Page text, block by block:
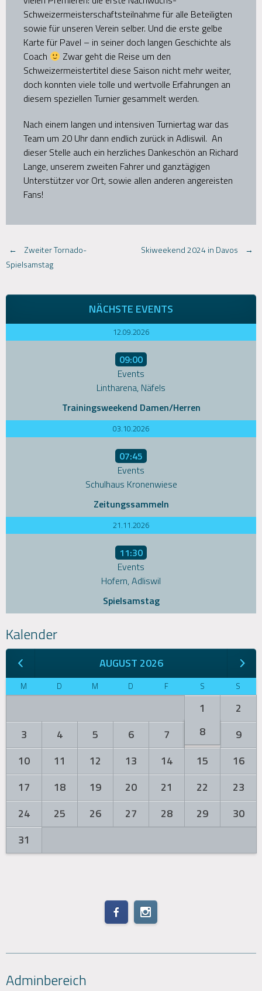
Schweizermeisterschaftsteilnahme für alle Beteiligten
sowie für unseren Verein selber. Und die erste gelbe
Karte für Pavel – in seiner doch langen Geschichte als
Coach
Zwar geht die Reise um den
Schweizermeistertitel diese Saison nicht mehr weiter,
doch konnten viele tolle und wertvolle Erfahrungen an
diesem speziellen Turnier gesammelt werden.
Nach einem langen und intensiven Turniertag war das
Team um 20 Uhr dann endlich zurück in Adliswil. An
dieser Stelle auch ein herzliches Dankeschön an Richard
Lange, unserem zweiten Fahrer und ganztägigen
Unterstützer vor Ort, sowie allen anderen angereisten
Fans!
Post
navigation
←
Zweiter Tornado-
Spielsamstag
Skiweekend 2024 in Davos →
NÄCHSTE EVENTS
12.09.2026
09:00
Events
Lintharena, Näfels
Trainingsweekend Damen/Herren
03.10.2026
07:45
Events
Schulhaus Kronenwiese
Zeitungssammeln
21.11.2026
11:30
Events
Hofern, Adliswil
Spielsamstag
Kalender
AUGUST 2026
M D M D F S S
1
2
3
4 5 6 7 8
9
10
11 12 13 14 15
16
17
18 19 20 21 22
23
24
25 26 27 28 29
30
31
Adminbereich